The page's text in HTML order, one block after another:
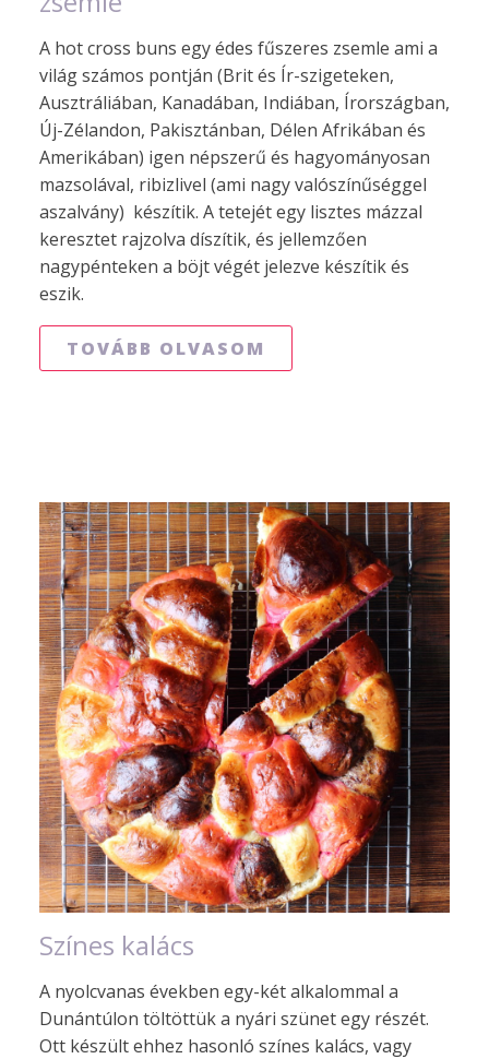
A hot cross buns egy édes fűszeres zsemle ami a
világ számos pontján (Brit és Ír-szigeteken,
Ausztráliában, Kanadában, Indiában, Írországban,
Új-Zélandon, Pakisztánban, Délen Afrikában és
Amerikában) igen népszerű és hagyományosan
mazsolával, ribizlivel (ami nagy valószínűséggel
aszalvány) készítik. A tetejét egy lisztes mázzal
keresztet rajzolva díszítik, és jellemzően
nagypénteken a böjt végét jelezve készítik és
eszik.
TOVÁBB OLVASOM
Színes kalács
A nyolcvanas években egy-két alkalommal a
Dunántúlon töltöttük a nyári szünet egy részét.
Ott készült ehhez hasonló színes kalács, vagy